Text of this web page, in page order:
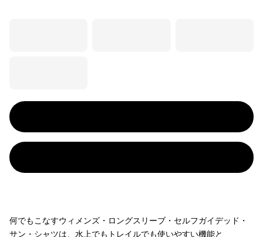
何でもこなすウィメンズ・ロングスリーブ・セルフガイデッド・
サン・シャツは、水上でもトレイルでも使いやすい機能と